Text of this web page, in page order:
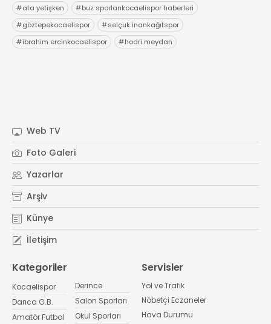
#ata yetişken #buz sporlarıkocaelispor haberleri
#göztepekocaelispor #selçuk inankağıtspor
#ibrahim ercinkocaelispor #hodri meydan
Web TV
Foto Galeri
Yazarlar
Arşiv
Künye
İletişim
Kategoriler
Kocaelispor
Darıca G.B.
Amatör Futbol
Derince
Salon Sporları
Okul Sporları
Servisler
Yol ve Trafik
Nöbetçi Eczaneler
Hava Durumu